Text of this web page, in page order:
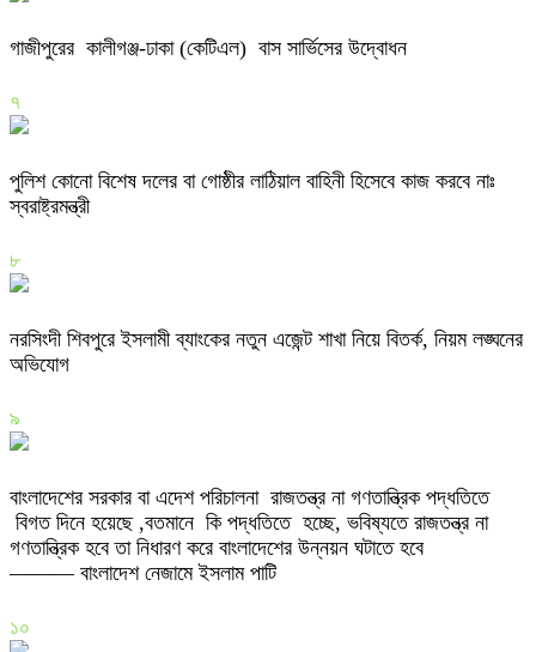
গাজীপুরের কালীগঞ্জ-ঢাকা (কেটিএল) বাস সার্ভিসের উদ্বোধন
৭
পুলিশ কোনো বিশেষ দলের বা গোষ্ঠীর লাঠিয়াল বাহিনী হিসেবে কাজ করবে নাঃ
স্বরাষ্ট্রমন্ত্রী
৮
নরসিংদী শিবপুরে ইসলামী ব্যাংকের নতুন এজেন্ট শাখা নিয়ে বিতর্ক, নিয়ম লঙ্ঘনের
অভিযোগ
৯
বাংলাদেশের সরকার বা এদেশ পরিচালনা রাজতন্ত্র না গণতান্ত্রিক পদ্ধতিতে
বিগত দিনে হয়েছে ,বতমানে কি পদ্ধতিতে হচ্ছে, ভবিষ্যতে রাজতন্ত্র না
গণতান্ত্রিক হবে তা নিধারণ করে বাংলাদেশের উন্নয়ন ঘটাতে হবে
——— বাংলাদেশ নেজামে ইসলাম পাটি
১০